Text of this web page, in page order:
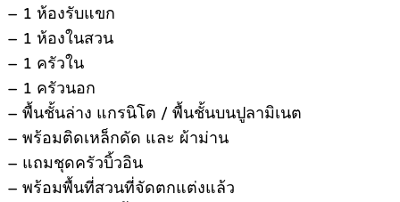
– 1 ห้องรับแขก
– 1 ห้องในสวน
– 1 ครัวใน
– 1 ครัวนอก
– พื้นชั้นล่าง แกรนิโต / พื้นชั้นบนปูลามิเนต
– พร้อมติดเหล็กดัด และ ผ้าม่าน
– แถมชุดครัวบิ้วอิน
– พร้อมพื้นที่สวนที่จัดตกแต่งแล้ว